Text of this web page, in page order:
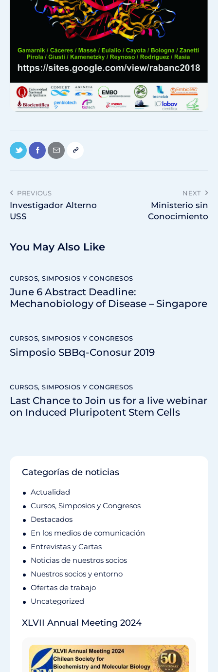
PREVIOUS
Investigador Alterno
USS
NEXT
Ministerio sin
Conocimiento
You May Also Like
CURSOS, SIMPOSIOS Y CONGRESOS
June 6 Abstract Deadline:
Mechanobiology of Disease – Singapore
CURSOS, SIMPOSIOS Y CONGRESOS
Simposio SBBq-Conosur 2019
CURSOS, SIMPOSIOS Y CONGRESOS
Last Chance to Join us for a live webinar
on Induced Pluripotent Stem Cells
Categorías de noticias
Actualidad
Cursos, Simposios y Congresos
Destacados
En los medios de comunicación
Entrevistas y Cartas
Noticias de nuestros socios
Nuestros socios y entorno
Ofertas de trabajo
Uncategorized
XLVII Annual Meeting 2024